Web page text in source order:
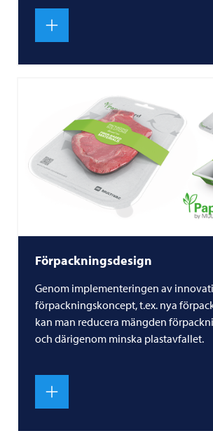
Förpackningsdesign
Genom implementeringen av
förpackningskoncept, t.ex. nya
kan man reducera mängden
och därigenom minska plastavfallet.